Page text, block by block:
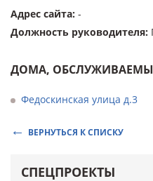
Адрес сайта: -
Должность руководителя:
ДОМА,
Федоскинская улица д.3
ВЕРНУТЬСЯ К СПИСКУ
СПЕЦПРОЕКТЫ